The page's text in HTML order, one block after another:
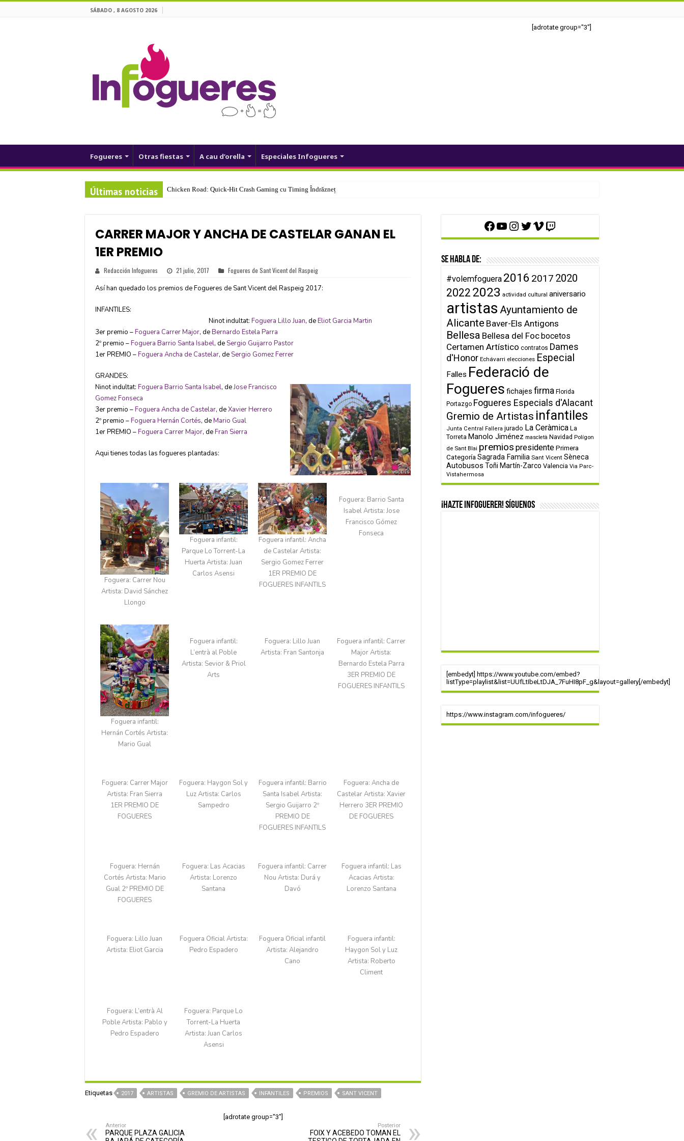
SÁBADO , 8 AGOSTO 2026
[adrotate group="3"]
Fogueres Otras fiestas A cau d’orella Especiales Infogueres
Últimas noticias Chicken Road: Quick‑Hit Crash Gaming cu Timing Îndrăzneț
CARRER MAJOR Y ANCHA DE CASTELAR GANAN EL
1ER PREMIO
Redacción Infogueres 21 julio, 2017 Fogueres de Sant Vicent del Raspeig
Así han quedado los premios de Fogueres de Sant Vicent del Raspeig 2017:
INFANTILES:
Ninot indultat: Foguera Lillo Juan, deEliot Garcia Martin
3er premio –Foguera Carrer Major, deBernardo Estela Parra
2º premio –Foguera Barrio Santa Isabel, de Sergio Guijarro Pastor
1er PREMIO –Foguera Ancha de Castelar, de Sergio Gomez Ferrer
GRANDES:
Ninot indultat: Foguera Barrio Santa Isabel, deJose Francisco
Gomez Fonseca
3er premio –Foguera Ancha de Castelar, deXavier Herrero
2º premio –Foguera Hernán Cortés, deMario Gual
1er PREMIO –Foguera Carrer Major, deFran Sierra
Aqui tienes todas las fogueres plantadas:
Foguera: Carrer Nou​
Artista: David Sánchez
Llongo​
Foguera infantil:
Parque Lo Torrent-La
Huerta​ Artista: Juan
Carlos Asensi
Foguera infantil: Ancha
de Castelar​ Artista:
Sergio Gomez Ferrer​
1ER PREMIO DE
FOGUERES INFANTILS
Foguera: Barrio Santa
Isabel​ Artista: Jose
Francisco Gómez
Fonseca​
Foguera infantil:
Hernán Cortés​ Artista:
Mario Gual​
Foguera infantil:
L’entrà al Poble​
Artista: Sevior & Priol
Arts​
Foguera: Lillo Juan​
Artista: Fran Santonja​
Foguera infantil: Carrer
Major​ Artista:
Bernardo Estela Parra​
3ER PREMIO DE
FOGUERES INFANTILS
Foguera: Carrer Major​
Artista: Fran Sierra​
1ER PREMIO DE
FOGUERES
Foguera: Haygon Sol y
Luz​ Artista: Carlos
Sampedro​
Foguera infantil: Barrio
Santa Isabel​ Artista:
Sergio Guijarro​ 2º
PREMIO DE
FOGUERES INFANTILS
Foguera: Ancha de
Castelar​ Artista: Xavier
Herrero 3ER PREMIO
DE FOGUERES
Foguera: Hernán
Cortés​ Artista: Mario
Gual​ 2º PREMIO DE
FOGUERES
Foguera: Las Acacias​
Artista: Lorenzo
Santana​
Foguera infantil: Carrer
Nou​ Artista: Durá​ y
Davó​
Foguera infantil: Las
Acacias Artista:
Lorenzo Santana​
Foguera: Lillo Juan​
Artista: Eliot Garcia
Foguera Oficial Artista:
Pedro Espadero​
Foguera Oficial infantil
Artista: Alejandro
Cano​
Foguera infantil:
Haygon Sol y Luz​
Artista: Roberto
Climent
Foguera: L’entrà Al
Poble​ Artista: Pablo y
Pedro Espadero​
Foguera: Parque Lo
Torrent-La Huerta​
Artista: Juan Carlos
Asensi​
Etiquetas 2017 ARTISTAS GREMIO DE ARTISTAS INFANTILES PREMIOS SANT VICENT
[adrotate group="3"]
Anterior
PARQUE PLAZA GALICIA
Posterior
FOIX Y ACEBEDO TOMAN EL
Facebook
YouTube
Instagram
Twitter
VimeoTwitch
Se habla de:
#volemfoguera 2016 2017 2020
2022 2023 actividad cultural aniversario
artistas Ayuntamiento de
Alicante Baver-Els Antigons
Bellesa Bellesa del Focbocetos
Certamen Artístico contratos Dames
d'Honor Echávarri elecciones Especial
Falles Federació de
Fogueres fichajes firma Florida
Portazgo Fogueres Especials d'Alacant
Gremio de Artistas infantiles
Junta Central Fallera jurado La Ceràmica La
Torreta Manolo Jiménez mascletà Navidad Polígon
de Sant Blai premios presidentePrimera
Categoría Sagrada Familia Sant Vicent Sèneca
Autobusos Toñi Martín-Zarco Valencia Via Parc-
Vistahermosa
¡Hazte infoguerer! Síguenos
[embedyt] https://www.youtube.com/embed?
listType=playlist&list=UUfLtIbeLtDJA_7FuHI8pF_g&layout=gallery[/embedyt]
https://www.instagram.com/infogueres/